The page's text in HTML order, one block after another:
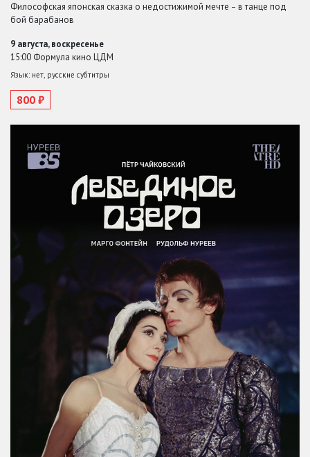
Философская японская сказка о недостижимой мечте – в танце под
бой барабанов
9 августа, воскресенье
15:00 Формула кино ЦДМ
Язык: нет, русские субтитры
800 ₽